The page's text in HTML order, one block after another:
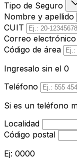
Tipo de Seguro
Nombre y apellido
CUIT
Correo electrónico
Código de área
Ingresalo sin el 0
Teléfono
Si es un teléfono
Localidad
Código postal
Ej: 0000